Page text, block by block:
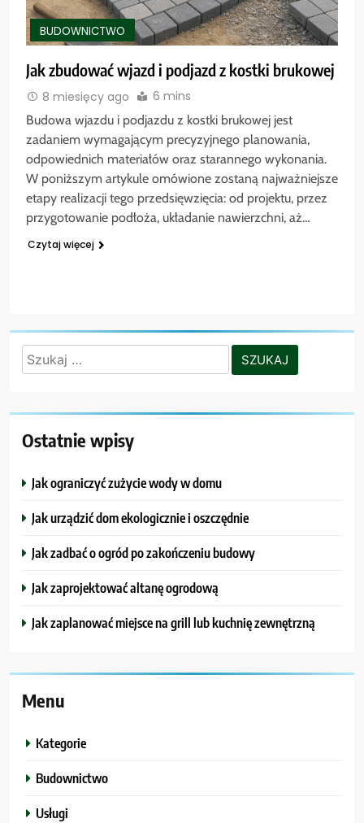
BUDOWNICTWO
Jak zbudować wjazd i podjazd z kostki brukowej
8 miesięcy ago 6 mins
Budowa wjazdu i podjazdu z kostki brukowej jest
zadaniem wymagającym precyzyjnego planowania,
odpowiednich materiałów oraz starannego wykonania.
W poniższym artykule omówione zostaną najważniejsze
etapy realizacji tego przedsięwzięcia: od projektu, przez
przygotowanie podłoża, układanie nawierzchni, aż…
Czytaj więcej
Szukaj:
Ostatnie wpisy
Jak ograniczyć zużycie wody w domu
Jak urządzić dom ekologicznie i oszczędnie
Jak zadbać o ogród po zakończeniu budowy
Jak zaprojektować altanę ogrodową
Jak zaplanować miejsce na grill lub kuchnię zewnętrzną
Menu
Kategorie
Budownictwo
Usługi